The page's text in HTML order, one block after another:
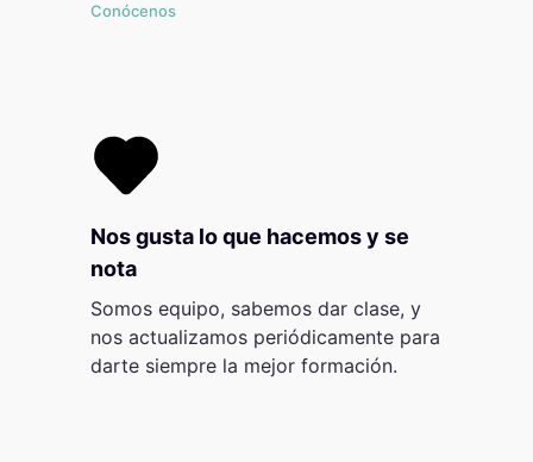
Conócenos
Nos gusta lo que hacemos y se
nota
Somos equipo, sabemos dar clase, y
nos actualizamos periódicamente para
darte siempre la mejor formación.